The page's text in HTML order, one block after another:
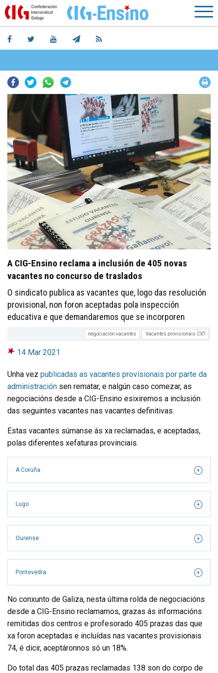
Facebook
TwitterWhatsapp
A CIG-Ensino reclama a inclusión de 405 novas
vacantes no concurso de traslados
O sindicato publica as vacantes que, logo das resolución
provisional, non foron aceptadas pola inspección
educativa e que demandaremos que se incorporen
negociación vacantes Vacantes provisionais CXT
14 Mar 2021
Unha vez publicadas as vacantes provisionais por parte da
administración sen rematar, e nalgún caso comezar, as
negociacións desde a CIG-Ensino esixiremos a inclusión
das seguintes vacantes nas vacantes definitivas.
Estas vacantes súmanse ás xa reclamadas, e aceptadas,
polas diferentes xefaturas provinciais.
A Coruña
Lugo
Ourense
Pontevedra
No conxunto de Galiza, nesta última rolda de negociacións
desde a CIG-Ensino reclamamos, grazas ás informacións
remitidas dos centros e profesorado 405 prazas das que
xa foron aceptadas e incluídas nas vacantes provisionais
74, é dicir, aceptáronnos só un 18%.
Do total das 405 prazas reclamadas 138 son do corpo de